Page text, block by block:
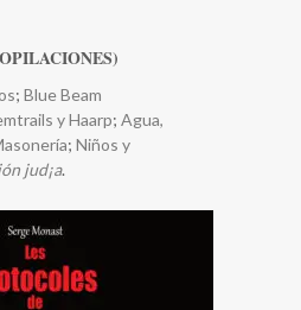
; Blue Beam
y Haarp; ​Agua,
; Niños y
jud¡a.